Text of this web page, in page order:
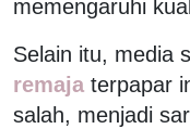
memengaruhi
Selain itu, media
remaja terpapar
salah, menjadi